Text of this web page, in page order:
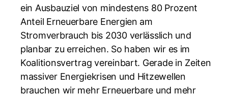
ein Ausbauziel von mindestens 80 Prozent
Anteil Erneuerbare Energien am
Stromverbrauch bis 2030 verlässlich und
planbar zu erreichen. So haben wir es im
Koalitionsvertrag vereinbart. Gerade in Zeiten
massiver Energiekrisen und Hitzewellen
brauchen wir mehr Erneuerbare und mehr